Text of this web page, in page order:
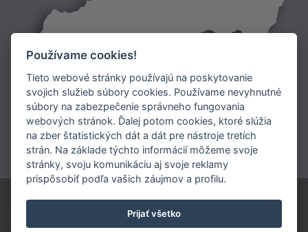
Doprava:
Platba:
ARIES SLOVAKIA s.r.o.
0902 948 245
Používame cookies!
Tieto webové stránky používajú na poskytovanie
svojich služieb súbory cookies. Používame nevyhnutné
súbory na zabezpečenie správneho fungovania
webových stránok. Ďalej potom cookies, ktoré slúžia
na zber štatistických dát a dát pre nástroje tretích
strán. Na základe týchto informácií môžeme svoje
stránky, svoju komunikáciu aj svoje reklamy
prispôsobiť podľa vašich záujmov a profilu.
Prijať všetko